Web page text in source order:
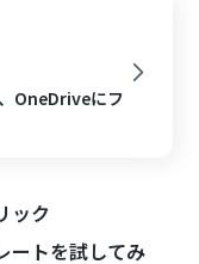
OneDriveにフ
ック
ートを試してみ